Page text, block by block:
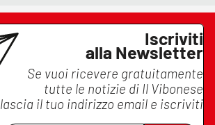
Iscriviti
alla Newsletter
Se vuoi ricevere gratuitamente
tutte le notizie di Il Vibonese
lascia il tuo indirizzo email e iscriviti